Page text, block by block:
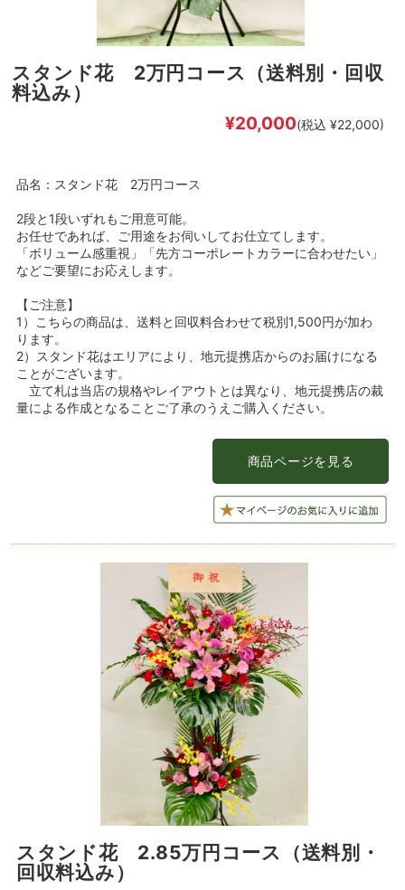
スタンド花 2万円コース（送料別・回収
料込み）
¥20,000(税込 ¥22,000)
品名：スタンド花 2万円コース
2段と1段いずれもご用意可能。
お任せであれば、ご用途をお伺いしてお仕立てします。
「ボリューム感重視」「先方コーポレートカラーに合わせたい」
などご要望にお応えします。
【ご注意】
1）こちらの商品は、送料と回収料合わせて税別1,500円が加わ
ります。
2）スタンド花はエリアにより、地元提携店からのお届けになる
ことがございます。
立て札は当店の規格やレイアウトとは異なり、地元提携店の裁
量による作成となることご了承のうえご購入ください。
スタンド花 2.85万円コース（送料別・
回収料込み）